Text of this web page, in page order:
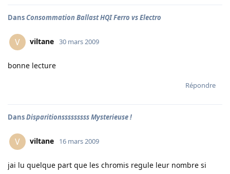
DansConsommation Ballast HQI Ferro vs Electro
V viltane 30 mars 2009
bonne lecture
Répondre
DansDisparitionsssssssss Mysterieuse !
V viltane 16 mars 2009
jai lu quelque part que les chromis regule leur nombre si